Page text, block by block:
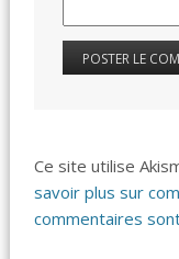
Ce site utilise
savoir plus sur
commentaires